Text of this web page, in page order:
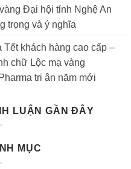
Đại hội tỉnh Nghệ An
trọng và ý nghĩa
Tết khách hàng cao cấp –
chữ Lộc mạ vàng
tri ân năm mới
LUẬN GẦN ĐÂY
MỤC